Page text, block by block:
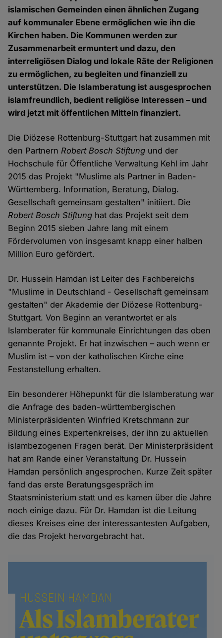
islamischen Gemeinden einen ähnlichen Zugang
auf kommunaler Ebene ermöglichen wie ihn die
Kirchen haben. Die Kommunen werden zur
Zusammenarbeit ermuntert und dazu, den
interreligiösen Dialog und lokale Räte der Religionen
zu ermöglichen, zu begleiten und finanziell zu
unterstützen. Die Islamberatung ist ausgesprochen
islamfreundlich, bedient religiöse Interessen – und
wird jetzt mit öffentlichen Mitteln finanziert.
Die Diözese Rottenburg-Stuttgart hat zusammen mit
den PartnernRobert Bosch Stiftung und der
Hochschule für Öffentliche Verwaltung Kehl im Jahr
2015 das Projekt "Muslime als Partner in Baden-
Württemberg. Information, Beratung, Dialog.
Gesellschaft gemeinsam gestalten" initiiert. Die
Robert Bosch Stiftung hat das Projekt seit dem
Beginn 2015 sieben Jahre lang mit einem
Fördervolumen von insgesamt knapp einer halben
Million Euro gefördert.
Dr. Hussein Hamdan ist Leiter des Fachbereichs
"Muslime in Deutschland - Gesellschaft gemeinsam
gestalten" der Akademie der Diözese Rottenburg-
Stuttgart. Von Beginn an verantwortet er als
Islamberater für kommunale Einrichtungen das oben
genannte Projekt. Er hat inzwischen – auch wenn er
Muslim ist – von der katholischen Kirche eine
Festanstellung erhalten.
Ein besonderer Höhepunkt für die Islamberatung war
die Anfrage des baden-württembergischen
Ministerpräsidenten Winfried Kretschmann zur
Bildung eines Expertenkreises, der ihn zu aktuellen
islambezogenen Fragen berät. Der Ministerpräsident
hat am Rande einer Veranstaltung Dr. Hussein
Hamdan persönlich angesprochen. Kurze Zeit später
fand das erste Beratungsgespräch im
Staatsministerium statt und es kamen über die Jahre
noch einige dazu. Für Dr. Hamdan ist die Leitung
dieses Kreises eine der interessantesten Aufgaben,
die das Projekt hervorgebracht hat.